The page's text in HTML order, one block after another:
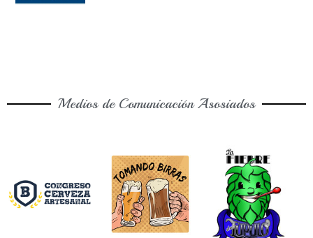
Medios de Comunicación Asosiados